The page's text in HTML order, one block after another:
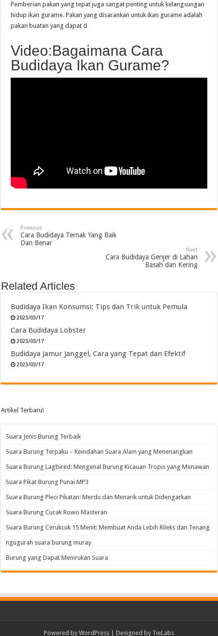
Pemberian pakan yang tepat juga sangat penting untuk kelangsungan
hidup ikan gurame. Pakan yang disarankan untuk ikan gurame adalah
pakan buatan yang dapat d
Video:Bagaimana Cara
Budidaya Ikan Gurame?
Previous
Cara Budidaya Ternak Yang Baik
Dan Benar
Next
Cara Budidaya Genjer di Lahan
Basah dan Kering
Related Articles
Budidaya Ikan Konsumsi: Tips dan Trik untuk Pemula
2023/03/17
Cara Budidaya Lobster
2023/03/17
Budidaya Jamur Janggel, Cara yang Tepat dan Efektif
2023/03/17
Artikel Terbaru!
Suara Jenis Burung Terbaik
Suara Burung Terpaku – Keindahan Suara Alam yang Menenangkan
Suara Burung Lagbired: Mengenal Burung Kicauan Tropis yang Menawan
Suara Pikat Burung Punai MP3
Suara Burung Pleci Pikatan: Merdu dan Menarik untuk Didengarkan
Suara Burung Cucak Rowo Masteran
Suara Burung Cerukcuk 15 Menit: Membuat Anda Lebih Rileks dan Tenang
ngugurah suara burung muray
Burung yang Dapat Menirukan Suara
Powered by WordPress | Designed by TieLabs